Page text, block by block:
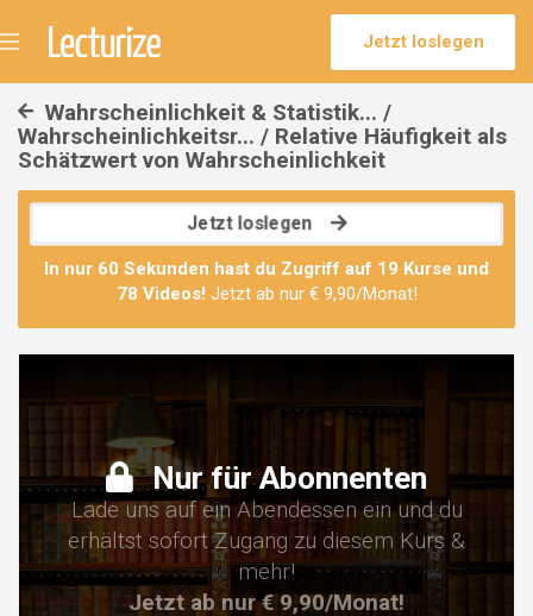
Jetzt loslegen
Wahrscheinlichkeit & Statistik... /
Wahrscheinlichkeitsr... / Relative Häufigkeit als
Schätzwert von Wahrscheinlichkeit
Jetzt loslegen
In nur 60 Sekunden hast du Zugriff auf 19 Kurse und
78 Videos! Jetzt ab nur € 9,90/Monat!
Nur für Abonnenten
Lade uns auf ein Abendessen ein und du
erhältst sofort Zugang zu diesem Kurs &
mehr!
Jetzt ab nur € 9,90/Monat!